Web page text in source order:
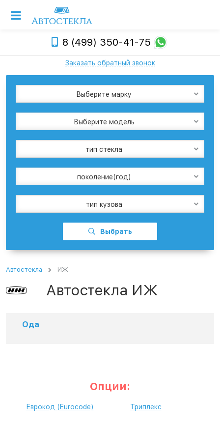
8 (499) 350-41-75
Заказать обратный звонок
Выберите марку
Выберите модель
тип стекла
поколение(год)
тип кузова
Выбрать
Автостекла ИЖ
Автостекла ИЖ
Ода
Опции:
Еврокод (Eurocode) Триплекс